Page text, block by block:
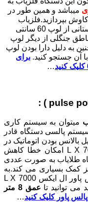
میباشد و همین طور در
متر عمق را به کاوش بپردازید.فلزیاب
کامپکس ایکس 6 میتواند در مناطق کوهستانی از لوپ 60 سانتی
جنگلی از دیگر لوپ
به دلیل دارا بودن لوپ
آن جستجو کنید. برای
…
میتوان به سیستم کاری
پالسی دستگاه قادر
بالانس بودن اتوماتیک در
فلزیاب بوقی پالس پاور ال ایکس L X 7000 امکان خطا کاهش
طلایاب به صورت عددی
کمک بسیاری می کند.به
وسیله سیستم اسکنر فلزیاب بوقی پالس پاور ال ایکس L X 7000
می توانید تا عمق 8 متر
پاور کلیک کنید…